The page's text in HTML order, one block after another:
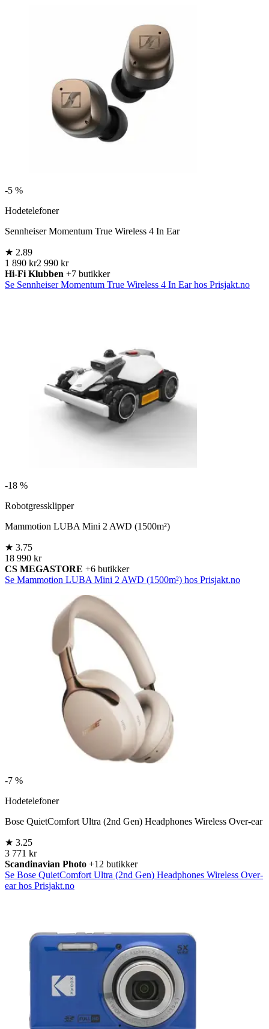
-5 %
Hodetelefoner
Sennheiser Momentum True Wireless 4 In Ear
★ 2.89
1 890 kr2 990 kr
Hi-Fi Klubben +7 butikker
Se Sennheiser Momentum True Wireless 4 In Ear hos Prisjakt.no
-18 %
Robotgressklipper
Mammotion LUBA Mini 2 AWD (1500m²)
★ 3.75
18 990 kr
CS MEGASTORE +6 butikker
Se Mammotion LUBA Mini 2 AWD (1500m²) hos Prisjakt.no
-7 %
Hodetelefoner
Bose QuietComfort Ultra (2nd Gen) Headphones Wireless Over-ear
★ 3.25
3 771 kr
Scandinavian Photo +12 butikker
Se Bose QuietComfort Ultra (2nd Gen) Headphones Wireless Over-
ear hos Prisjakt.no